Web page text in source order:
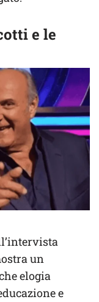
e le
un
elogia
e